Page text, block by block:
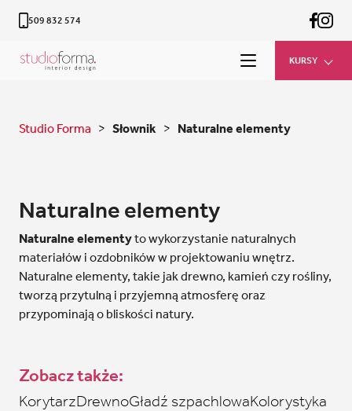
509 832 574
KURSY
Studio Forma > Słownik > Naturalne elementy
Naturalne elementy
Naturalne elementyto wykorzystanie naturalnych
materiałów i ozdobników w projektowaniu wnętrz.
Naturalne elementy, takie jak drewno, kamień czy rośliny,
tworzą przytulną i przyjemną atmosferę oraz
przypominają o bliskości natury.
Zobacz także:
KorytarzDrewnoGładź szpachlowaKolorystyka